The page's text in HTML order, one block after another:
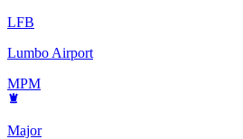
LFB
Lumbo Airport
MPM
Major